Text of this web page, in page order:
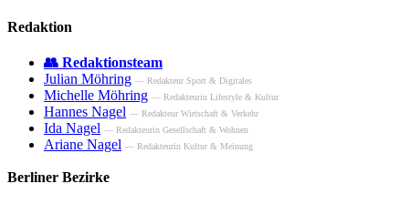
Redaktion
👥 Redaktionsteam
Julian Möhring — Redakteur Sport & Digitales
Michelle Möhring — Redakteurin Lifestyle & Kultur
Hannes Nagel — Redakteur Wirtschaft & Verkehr
Ida Nagel — Redakteurin Gesellschaft & Wohnen
Ariane Nagel — Redakteurin Kultur & Meinung
Berliner Bezirke